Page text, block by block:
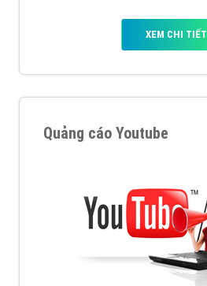
XEM CHI TIẾT
Quảng cáo Youtube